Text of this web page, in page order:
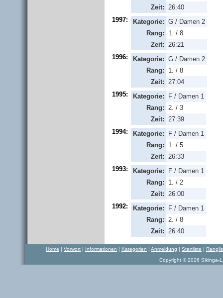
Zeit:
26:40
1997:
Kategorie: G / Damen 2
Rang:
1. / 8
Zeit:
26:21
1996:
Kategorie: G / Damen 2
Rang:
1. / 8
Zeit:
27:04
1995:
Kategorie:
F / Damen 1
Rang:
2. / 3
Zeit:
27:39
1994:
Kategorie:
F / Damen 1
Rang:
1. / 5
Zeit:
26:33
1993:
Kategorie:
F / Damen 1
Rang:
1. / 2
Zeit:
26:00
1992:
Kategorie:
F / Damen 1
Rang:
2. / 8
Zeit:
26:40
Home | Vorwort | Informationen | Kategorien | Anmeldung | Startliste |
Copyright © 2026 Sikinga-